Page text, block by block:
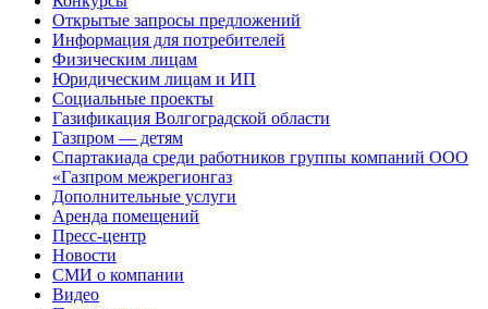
Открытые запросы предложений
Информация для потребителей
Физическим лицам
Юридическим лицам и ИП
Социальные проекты
Газификация Волгоградской области
Газпром — детям
Спартакиада среди работников группы компаний ООО
«Газпром межрегионгаз
Дополнительные услуги
Аренда помещений
Пресс-центр
Новости
СМИ о компании
Видео